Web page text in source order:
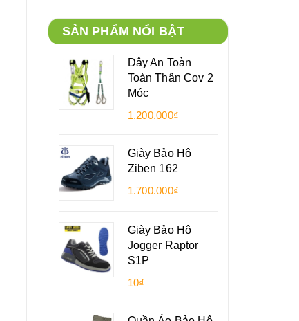
SẢN PHẨM NỔI BẬT
Dây An Toàn
Toàn Thân Cov 2
Móc
1.200.000₫
Giày Bảo Hộ
Ziben 162
1.700.000₫
Giày Bảo Hộ
Jogger Raptor
S1P
10₫